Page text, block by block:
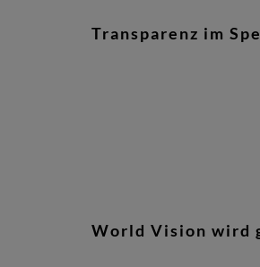
Transparenz im
World Vision wird